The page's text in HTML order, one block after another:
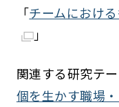
「チームにおけ
」
関連する研究テ
個を生かす職場